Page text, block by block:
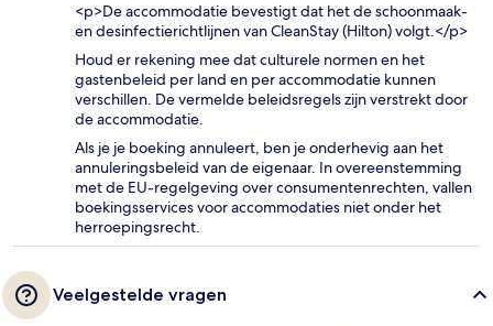
<p>De accommodatie bevestigt dat het de schoonmaak-
en desinfectierichtlijnen van CleanStay (Hilton) volgt.</p>
Houd er rekening mee dat culturele normen en het
gastenbeleid per land en per accommodatie kunnen
verschillen. De vermelde beleidsregels zijn verstrekt door
de accommodatie.
Als je je boeking annuleert, ben je onderhevig aan het
annuleringsbeleid van de eigenaar. In overeenstemming
met de EU-regelgeving over consumentenrechten, vallen
boekingsservices voor accommodaties niet onder het
herroepingsrecht.
Veelgestelde vragen